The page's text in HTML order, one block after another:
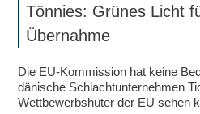
Tönnies: Grünes Licht
Übernahme
Die EU-Kommission hat keine
dänische Schlachtunternehmen
Wettbewerbshüter der EU sehen